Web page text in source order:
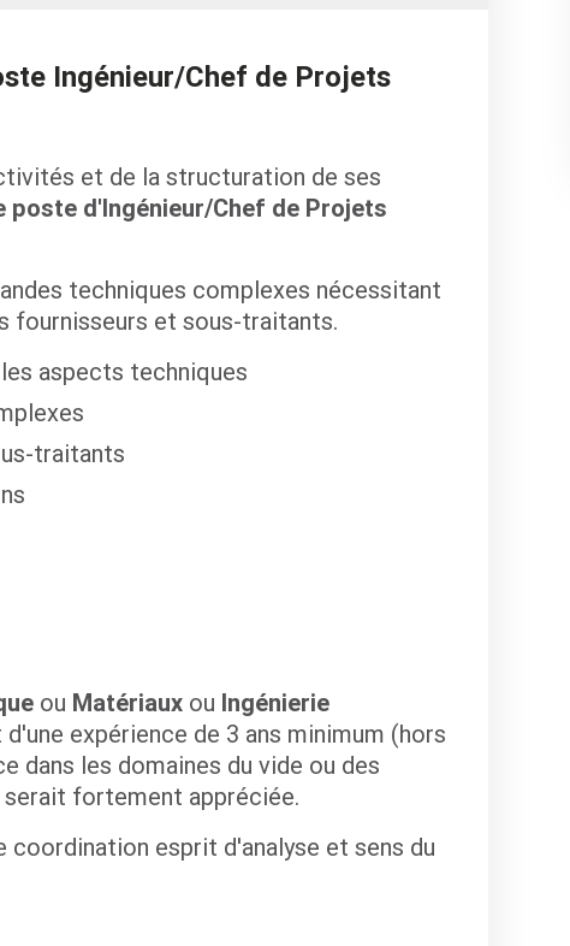
Ingénieur/Chef de Projets
et de la structuration de ses
poste d'Ingénieur/Chef de Projets
techniques complexes nécessitant
fournisseurs et sous-traitants.
aspects techniques
traitants
ou Matériaux ou Ingénierie
expérience de 3 ans minimum (hors
dans les domaines du vide ou des
fortement appréciée.
coordination esprit d'analyse et sens du